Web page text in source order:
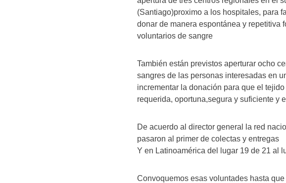
(Santiago)proximo a los hospitales, para
donar de manera espontánea y repetitiva
voluntarios de sangre
También están previstos aperturar ocho
sangres de las personas interesadas en
incrementar la donación para que el
requerida, oportuna,segura y suficiente y
De acuerdo al director general la red
pasaron al primer de colectas y entregas
Y en Latinoamérica del lugar 19 de 21 al
Convoquemos esas voluntades hasta